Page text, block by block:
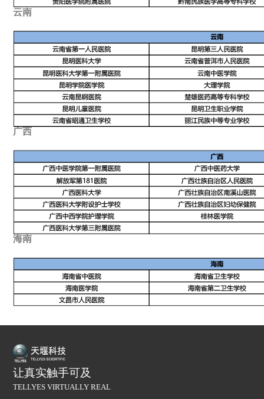
云南
广西
海南
让真实触手可及
TELLYES VIRTUALLY REAL